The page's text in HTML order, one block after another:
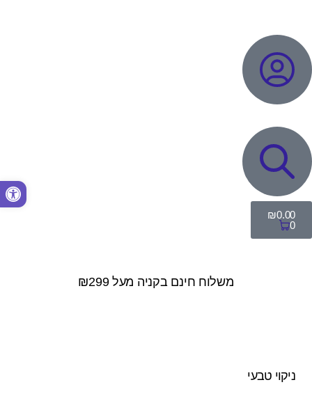
₪0.00
0
משלוח חינם בקניה מעל ₪299
ניקוי טבעי
פתח סרגל נגישות